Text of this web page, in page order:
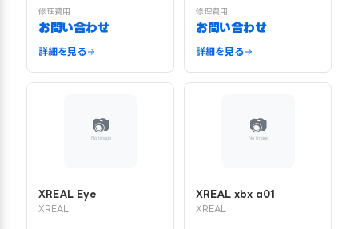
修理費用
お問い合わせ
詳細を見る
修理費用
お問い合わせ
詳細を見る
XREAL Eye
XREAL
XREAL xbx a01
XREAL